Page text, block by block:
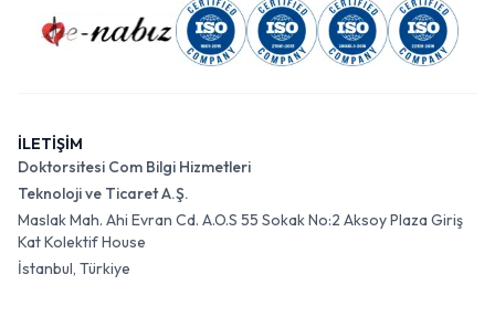
İLETİŞİM
Doktorsitesi Com Bilgi Hizmetleri
Teknoloji ve Ticaret A.Ş.
Maslak Mah. Ahi Evran Cd. A.O.S 55 Sokak No:2 Aksoy Plaza Giriş
Kat Kolektif House
İstanbul, Türkiye